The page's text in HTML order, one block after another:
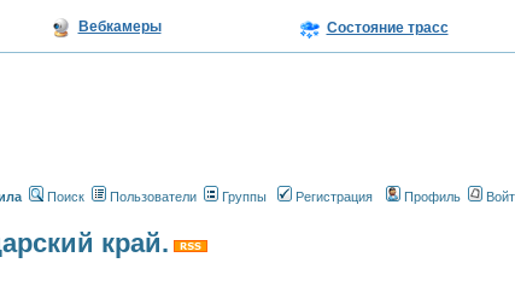
Вебкамеры Состояние трасс
Поиск Пользователи Группы Регистрация Профиль
край.